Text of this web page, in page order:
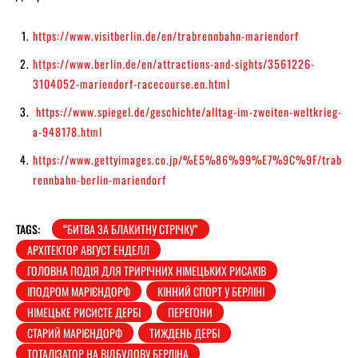
https://www.visitberlin.de/en/trabrennbahn-mariendorf
https://www.berlin.de/en/attractions-and-sights/3561226-
3104052-mariendorf-racecourse.en.html
https://www.spiegel.de/geschichte/alltag-im-zweiten-weltkrieg-
a-948178.html
https://www.gettyimages.co.jp/%E5%86%99%E7%9C%9F/trab
rennbahn-berlin-mariendorf
TAGS:
“БИТВА ЗА БЛАКИТНУ СТРІЧКУ”
АРХІТЕКТОР АВГУСТ ЕНДЕЛЛ
ГОЛОВНА ПОДІЯ ДЛЯ ТРИРІЧНИХ НІМЕЦЬКИХ РИСАКІВ
ІПОДРОМ МАРІЄНДОРФ
КІННИЙ СПОРТ У БЕРЛІНІ
НІМЕЦЬКЕ РИСИСТЕ ДЕРБІ
ПЕРЕГОНИ
СТАРИЙ МАРІЄНДОРФ
ТИЖДЕНЬ ДЕРБІ
ТОТАЛІЗАТОР НА ВІДБУДОВУ БЕРЛІНА